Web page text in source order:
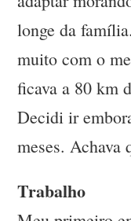
longe da
muito com o
ficava a 80 km
Decidi ir
meses. Achava
Trabalho